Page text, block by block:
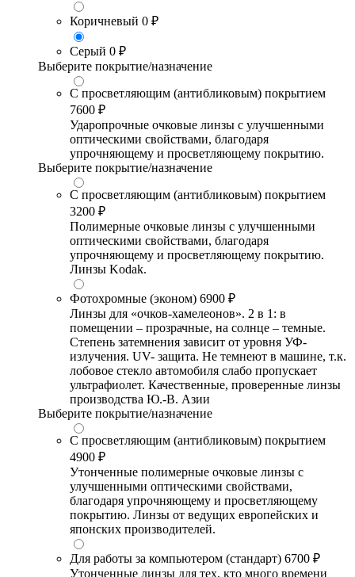
Коричневый 0 ₽
Серый 0 ₽
Выберите покрытие/назначение
С просветляющим (антибликовым) покрытием
7600 ₽
Ударопрочные очковые линзы с улучшенными
оптическими свойствами, благодаря
упрочняющему и просветляющему покрытию.
Выберите покрытие/назначение
С просветляющим (антибликовым) покрытием
3200 ₽
Полимерные очковые линзы с улучшенными
оптическими свойствами, благодаря
упрочняющему и просветляющему покрытию.
Линзы Kodak.
Фотохромные (эконом) 6900 ₽
Линзы для «очков-хамелеонов». 2 в 1: в
помещении – прозрачные, на солнце – темные.
Степень затемнения зависит от уровня УФ-
излучения. UV- защита. Не темнеют в машине, т.к.
лобовое стекло автомобиля слабо пропускает
ультрафиолет. Качественные, проверенные линзы
производства Ю.-В. Азии
Выберите покрытие/назначение
С просветляющим (антибликовым) покрытием
4900 ₽
Утонченные полимерные очковые линзы с
улучшенными оптическими свойствами,
благодаря упрочняющему и просветляющему
покрытию. Линзы от ведущих европейских и
японских производителей.
Для работы за компьютером (стандарт) 6700 ₽
Утонченные линзы для тех, кто много времени